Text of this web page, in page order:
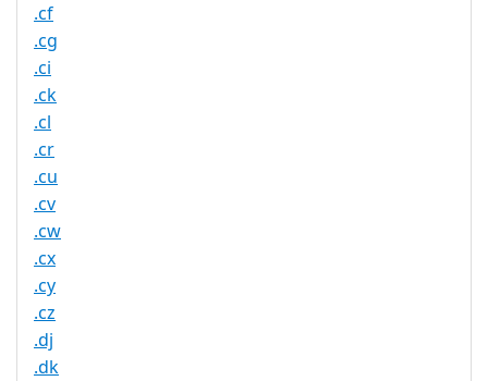
.cf
.cg
.ci
.ck
.cl
.cr
.cu
.cv
.cw
.cx
.cy
.cz
.dj
.dk